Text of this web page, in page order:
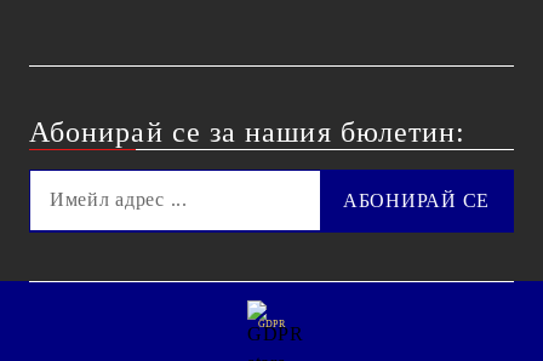
Абонирай се за нашия бюлетин:
GDPR